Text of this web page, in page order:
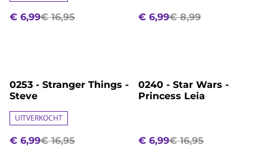
€ 6,99€ 16,95 € 6,99€ 8,99
%
0253 - Stranger Things -
Steve
UITVERKOCHT
€ 6,99€ 16,95
%
0240 - Star Wars -
Princess Leia
€ 6,99€ 16,95